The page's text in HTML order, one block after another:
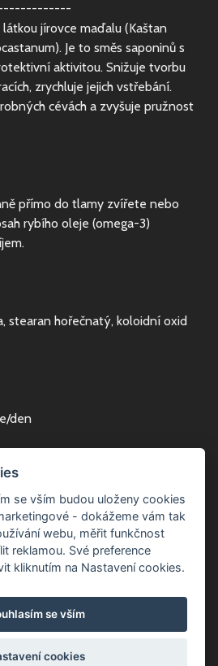
jírovce maďalu (Kaštan
Je to směs saponinů s
aktivitou. Snižuje tvorbu
zrychluje jejich vstřebání.
cévách a zvyšuje pružnost
přímo do tlamy zvířete nebo
rybího oleje (omega-3)
stearan hořečnatý, koloidní oxid
den
užívání.
v původním obalu při teplotě
slunečním zářením.
dětí.
pod č.: 003-18/C.
tbl po 1,30 g)
se vším budou uloženy cookies
- dokážeme vám tak
webu, měřit funkčnost
reklamou. Své preference
kliknutím na Nastavení cookies.
se vším
cookies